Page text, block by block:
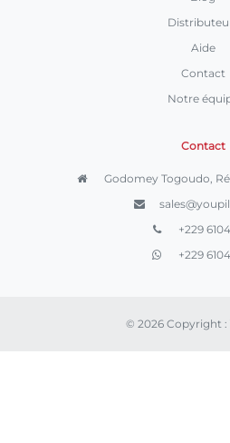
Aide
Contact
Notre
Contact
Godomey Togoudo,
+229
+229
© 2026 Copyright :